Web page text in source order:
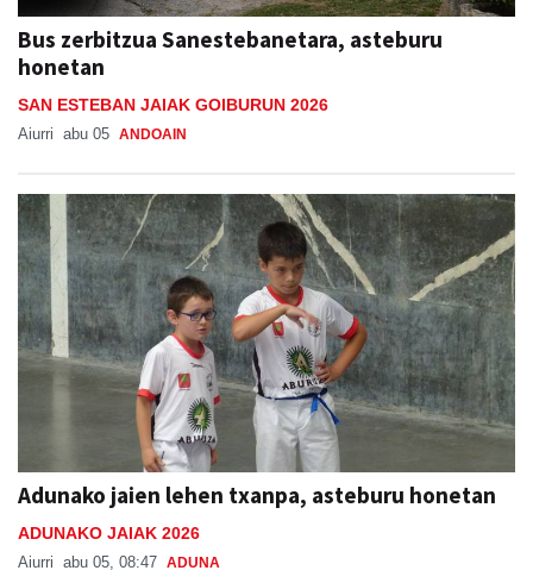
Bus zerbitzua Sanestebanetara, asteburu
honetan
SAN ESTEBAN JAIAK GOIBURUN 2026
Aiurri abu 05 ANDOAIN
Adunako jaien lehen txanpa, asteburu honetan
ADUNAKO JAIAK 2026
Aiurri abu 05, 08:47 ADUNA